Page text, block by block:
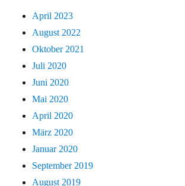
April 2023
August 2022
Oktober 2021
Juli 2020
Juni 2020
Mai 2020
April 2020
März 2020
Januar 2020
September 2019
August 2019